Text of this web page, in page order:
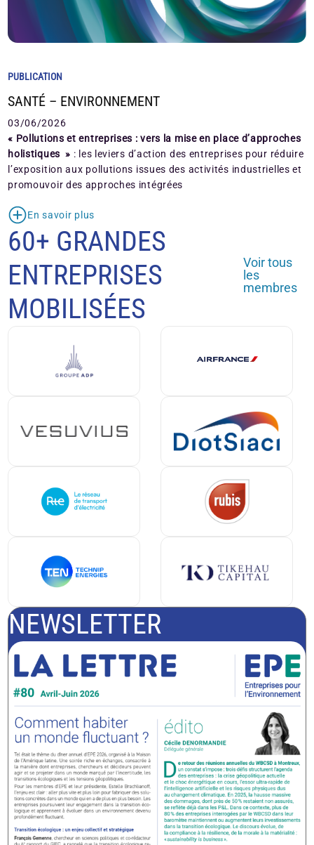
PUBLICATION
SANTÉ – ENVIRONNEMENT
03/06/2026
« Pollutions et entreprises : vers la mise en place d’approches
holistiques » : les leviers d’action des entreprises pour réduire
l’exposition aux pollutions issues des activités industrielles et
promouvoir des approches intégrées
En savoir plus
60+ GRANDES
ENTREPRISES
MOBILISÉES
Voir tous
les
membres
NEWSLETTER